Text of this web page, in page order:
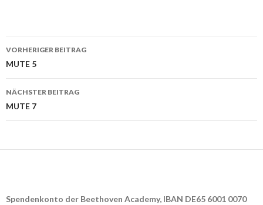
Beitrags-
Navigation
VORHERIGER BEITRAG
MUTE 5
NÄCHSTER BEITRAG
MUTE 7
Spendenkonto der Beethoven Academy, IBAN DE65 6001 0070